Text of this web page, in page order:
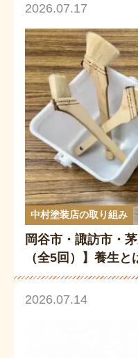
2026.07.17
中村塗装店の取り組み
岡谷市・諏訪市・
（全5回）】養生
左右する重要工程
2026.07.14